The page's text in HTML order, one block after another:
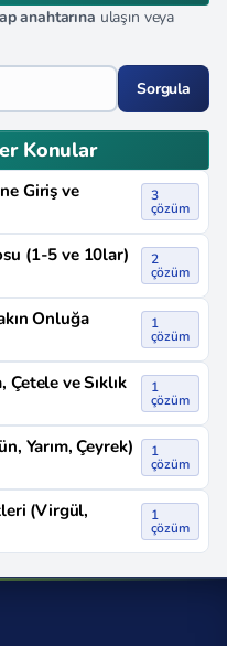
anahtarına ulaşın veya
Sorgula
Konular
Giriş ve
3
çözüm
(1-5 ve 10lar)
2
çözüm
Onluğa
1
çözüm
Çetele ve Sıklık
1
çözüm
Yarım, Çeyrek)
1
çözüm
(Virgül,
1
çözüm